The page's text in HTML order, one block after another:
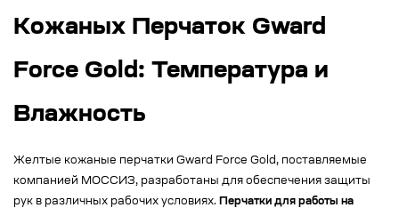
Кожаных Перчаток Gward
Force Gold: Температура и
Влажность
Желтые кожаные перчатки Gward Force Gold, поставляемые
компанией МОССИЗ, разработаны для обеспечения защиты
рук в различных рабочих условиях. Перчатки для работы на